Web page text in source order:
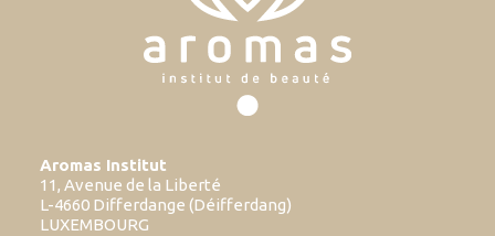
Aromas Institut
11, Avenue de la Liberté
L-4660 Differdange (Déifferdang)
LUXEMBOURG